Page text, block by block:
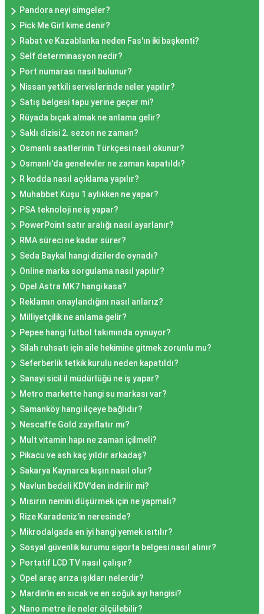
Pandora neyi simgeler?
Pick Me Girl kime denir?
Rabat ve Kazablanka neden Fas'ın iki başkenti?
Self determinasyon nedir?
Port numarası nasıl bulunur?
Nissan yetkili servislerinde neler yapılır?
Satış belgesi tapu yerine geçer mi?
Rüyada bıçak almak ne anlama gelir?
Saklı dizisi 2. sezon ne zaman?
Osmanlı saatlerinin Türkçesi nasıl okunur?
Osmanlı'da genelevler ne zaman kapatıldı?
R kodda nasıl açıklama yapılır?
Muhabbet Kuşu 1 aylıkken ne yapar?
PSA teknoloji ne iş yapar?
PowerPoint satır aralığı nasıl ayarlanır?
RMA süreci ne kadar sürer?
Seda Baykal hangi dizilerde oynadı?
Online marka sorgulama nasıl yapılır?
Opel Astra MK7 hangi kasa?
Reklamın onaylandığını nasıl anlarız?
Milliyetçilik ne anlama gelir?
Pepee hangi futbol takımında oynuyor?
Silah ruhsatı için aile hekimine gitmek zorunlu mu?
Seferberlik tetkik kurulu neden kapatıldı?
Sanayi sicil il müdürlüğü ne iş yapar?
Metro markette hangi su markası var?
Samanköy hangi ilçeye bağlıdır?
Nescaffe Gold zayıflatır mı?
Mult vitamin hapı ne zaman içilmeli?
Pikacu ve ash kaç yıldır arkadaş?
Sakarya Kaynarca kışın nasıl olur?
Navlun bedeli KDV'den indirilir mi?
Mısırın nemini düşürmek için ne yapmalı?
Rize Karadeniz'in neresinde?
Mikrodalgada en iyi hangi yemek ısıtılır?
Sosyal güvenlik kurumu sigorta belgesi nasıl alınır?
Portatif LCD TV nasıl çalışır?
Opel araç arıza ışıkları nelerdir?
Mardin'in en sıcak ve en soğuk ayı hangisi?
Nano metre ile neler ölçülebilir?